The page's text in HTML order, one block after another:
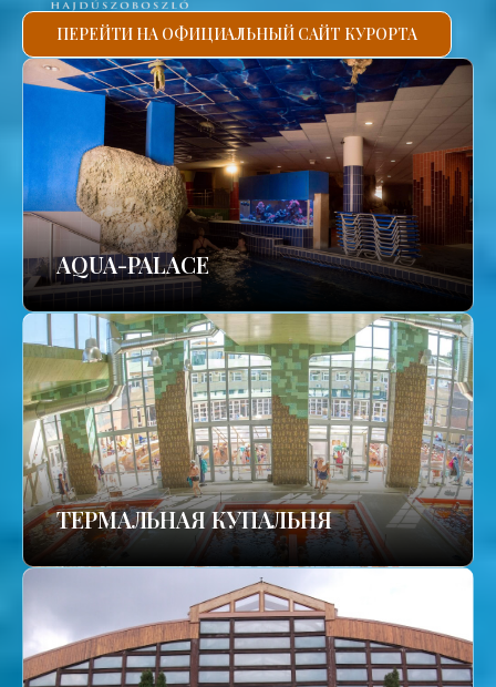
ПЕРЕЙТИ НА ОФИЦИАЛЬНЫЙ САЙТ КУРОРТА
AQUA-PALACE
TЕРМАЛЬНАЯ КУПАЛЬНЯ